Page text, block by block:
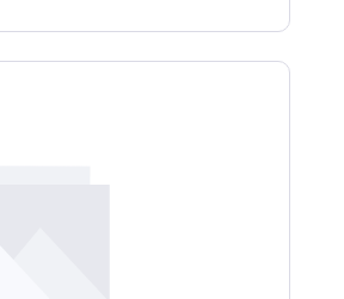
haben. Die max. Anzahl der